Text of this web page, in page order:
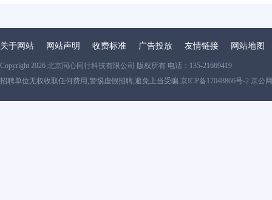
关于网站 网站声明 收费标准 广告投放 友情链接 网站地图
Copyright 2026 北京同心同行科技有限公司 版权所有 电话：135-21669419
招聘单位无权收取任何费用,警惕虚假招聘,避免上当受骗 京ICP备17048866号-2 京公